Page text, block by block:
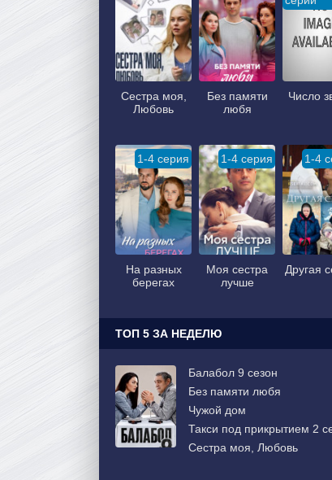
Сестра моя,
Любовь
Без памяти
любя
Число
1-4 серия
На разных
берегах
1-4 серия
Моя сестра
лучше
1-4
Другая
ТОП 5 ЗА НЕДЕЛЮ
Балабол 9 сезон
Без памяти любя
Чужой дом
Такси под прикрытием 2
Сестра моя, Любовь